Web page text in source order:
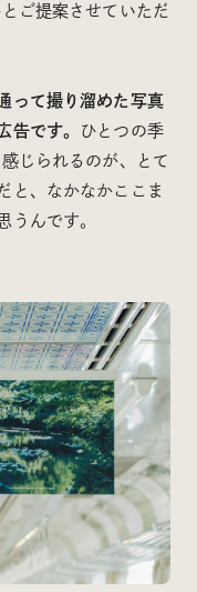
ご提案させていただ
って撮り溜めた写真
告です。
ひとつの季
じられるのが、とて
と、なかなかここま
うんです。